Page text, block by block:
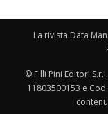
La rivista Data
© F.lli Pini Editori
11803500153 e